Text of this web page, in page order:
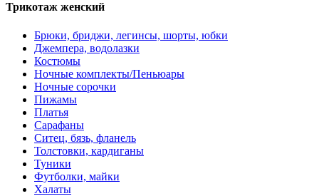
Трикотаж женский
Брюки, бриджи, легинсы, шорты, юбки
Джемпера, водолазки
Костюмы
Ночные комплекты/Пеньюары
Ночные сорочки
Пижамы
Платья
Сарафаны
Ситец, бязь, фланель
Толстовки, кардиганы
Туники
Футболки, майки
Халаты